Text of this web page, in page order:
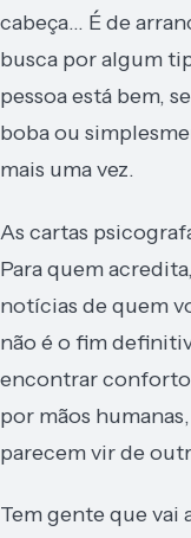
cabeça… É de
busca por algum
pessoa está bem,
boba ou
mais uma vez.
As cartas
Para quem
notícias de quem
não é o fim
encontrar
por mãos
parecem vir de
Tem gente que vai